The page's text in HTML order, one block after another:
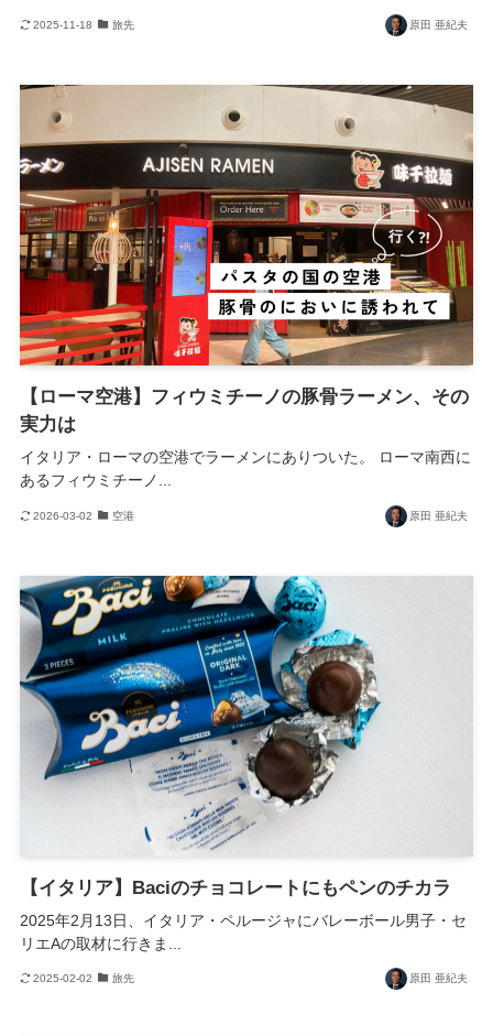
2025-11-18 旅先 原田 亜紀夫
【ローマ空港】フィウミチーノの豚骨ラーメン、その
実力は
イタリア・ローマの空港でラーメンにありついた。 ローマ南西に
あるフィウミチーノ...
2026-03-02 空港 原田 亜紀夫
【イタリア】Baciのチョコレートにもペンのチカラ
2025年2月13日、イタリア・ペルージャにバレーボール男子・セ
リエAの取材に行きま...
2025-02-02 旅先 原田 亜紀夫